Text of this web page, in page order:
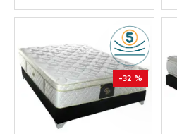
-32 %